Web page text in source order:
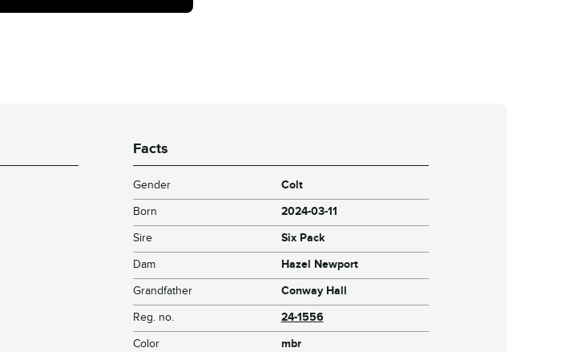
Facts
Gender
Colt
Born
2024-03-11
Sire
Six Pack
Dam
Hazel Newport
Grandfather
Conway Hall
Reg. no.
24-1556
Color
mbr